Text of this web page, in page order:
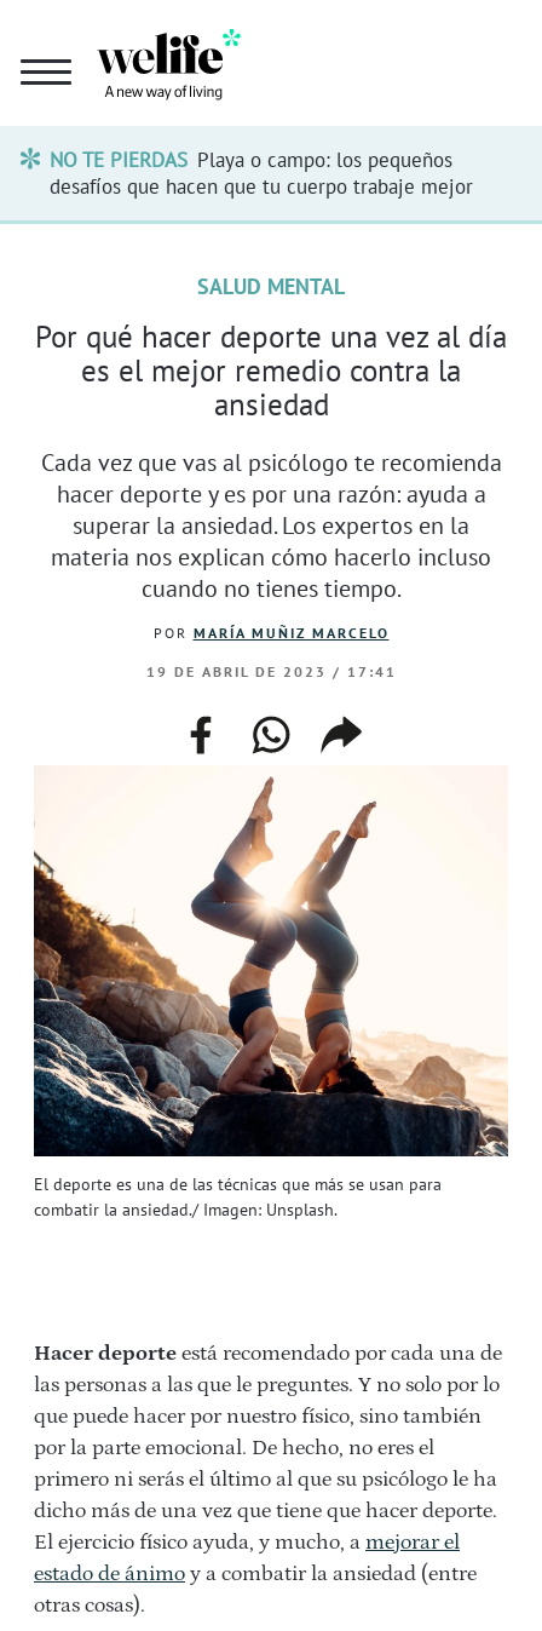
NO TE PIERDAS Playa o campo: los pequeños
desafíos que hacen que tu cuerpo trabaje mejor
El deporte es una de las técnicas que más se usan para
combatir la ansiedad./ Imagen: Unsplash.
SALUD MENTAL
Por qué hacer deporte una vez al día
es el mejor remedio contra la
ansiedad
Cada vez que vas al psicólogo te recomienda
hacer deporte y es por una razón: ayuda a
superar la ansiedad. Los expertos en la
materia nos explican cómo hacerlo incluso
cuando no tienes tiempo.
POR MARÍA MUÑIZ MARCELO
19 DE ABRIL DE 2023 / 17:41
facebookwhatsappcompartir
enlace
Hacer deporte está recomendado por cada una de
las personas a las que le preguntes. Y no solo por lo
que puede hacer por nuestro físico, sino también
por la parte emocional. De hecho, no eres el
primero ni serás el último al que su psicólogo le ha
dicho más de una vez que tiene que hacer deporte.
El ejercicio físico ayuda, y mucho, a mejorar el
estado de ánimo y a combatir la ansiedad (entre
otras cosas).